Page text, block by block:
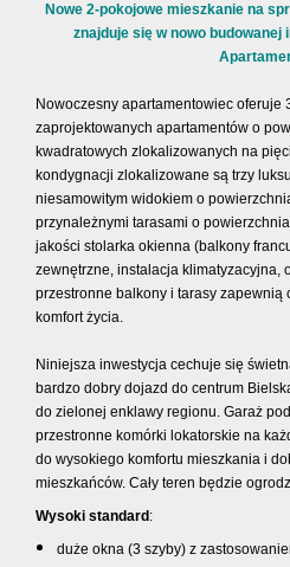
Nowe 2-pokojowe mieszkanie na
znajduje się w nowo
Nowoczesny apartamentowiec oferuje
zaprojektowanych apartamentów o
kwadratowych zlokalizowanych na
kondygnacji zlokalizowane są trzy
niesamowitym widokiem o
przynależnymi tarasami o
jakości stolarka okienna (balkony
zewnętrzne, instalacja klimatyzacyjna,
przestronne balkony i tarasy zapewnią
komfort życia.
Niniejsza inwestycja cechuje się
bardzo dobry dojazd do centrum
do zielonej enklawy regionu. Garaż
przestronne komórki lokatorskie na
do wysokiego komfortu mieszkania i
mieszkańców. Cały teren będzie
Wysoki standard :
duże okna (3 szyby) z